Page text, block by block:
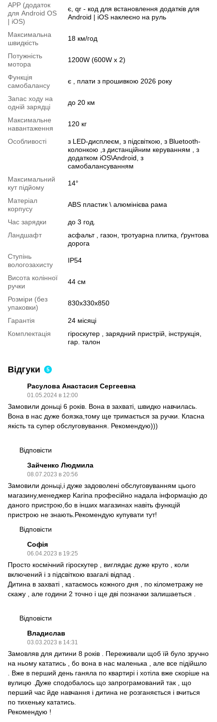
APP (додаток
для Android OS
| iOS)
є, qr - код для встановлення додатків для
Android | iOS наклеєно на руль
Максимальна
швидкість
18 км/год
Потужність
мотора
1200W (600W x 2)
Функція
самобалансу
є , плати з прошивкою 2026 року
Запас ходу на
одній зарядці
до 20 км
Максимальне
навантаження
120 кг
Особливості
з LED-дисплеєм, з підсвіткою, з Bluetooth-
колонкою ,з дистанційним керуванням , з
додатком iOS\Android, з
самобалансуванням
Максимальний
кут підйому
14°
Матеріал
корпусу
ABS пластик \ алюмінієва рама
Час зарядки
до 3 год.
Ландшафт
асфальт , газон, тротуарна плитка, ґрунтова
дорога
Ступінь
вологозахисту
IP54
Висота колінної
ручки
44 см
Розміри (без
упаковки)
830х330х850
Гарантія
24 місяці
Комплектація
гіроскутер , зарядний пристрій, інструкція,
гар. талон
Відгуки 5
Расулова Анастасия Сергеевна
01.05.2024 в 12:00
Замовили доньці 6 років. Вона в захваті, швидко навчилась.
Вона в нас дуже боязка,тому ще тримається за ручки. Класна
якість та супер обслуговування. Рекомендую)))
Відповісти
Зайченко Людмила
08.07.2023 в 20:56
Замовили доньці,і дуже задоволені обслуговуванням цього
магазину,менеджер Karina професійно надала інформацію до
даного пристрою,бо в інших магазинах навіть функцій
пристрою не знають.Рекомендую купувати тут!
Відповісти
Софія
06.04.2023 в 19:25
Просто космічний гіроскутер , виглядає дуже круто , коли
включений і з підсвіткою взагалі відпад .
Дитина в захваті , катаємось кожного дня , по кілометражу не
скажу , але години 2 точно і ще дві позначки залишаеться .
Відповісти
Владислав
03.03.2023 в 14:31
Замовляв для дитини 8 років . Переживали щоб їй було зручно
на ньому кататись , бо вона в нас маленька , але все підійшло
. Вже в перший день ганяла по квартирі і хотіла вже скоріше на
вулицю .Дуже сподобалось що запрограмований так , що
перший час йде навчання і дитина не розганяється і вчиться
по тихеньку кататись.
Рекомендую !